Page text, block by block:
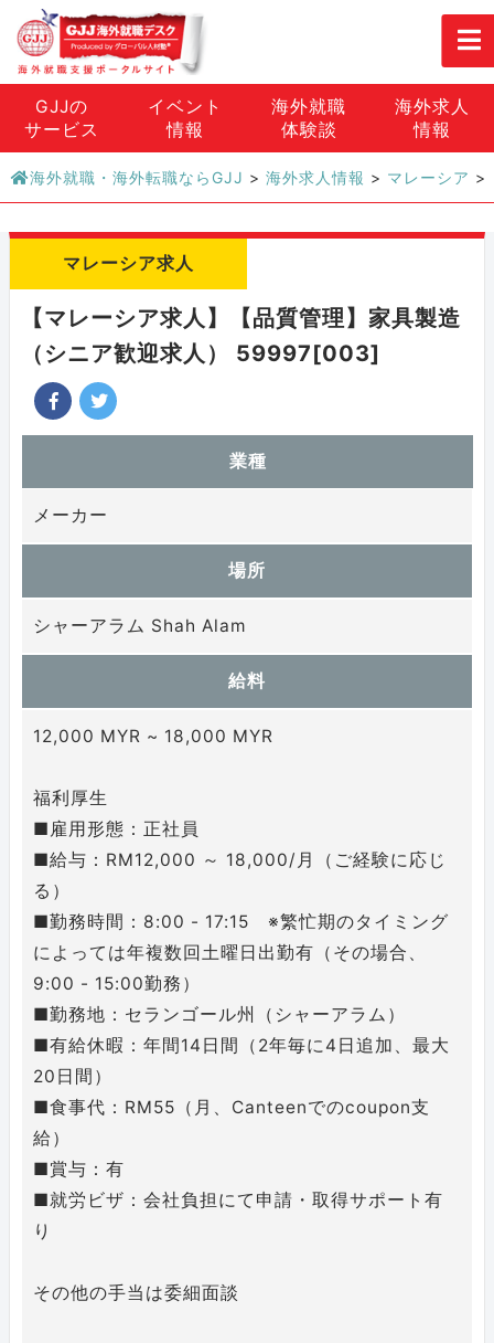
GJJの
サービス
イベント
情報
海外就職
体験談
海外求人
情報
海外就職・海外転職ならGJJ > 海外求人情報 > マレーシア >
マレーシア求人
【マレーシア求人】【品質管理】家具製造
（シニア歓迎求人） 59997[003]
業種
メーカー
場所
シャーアラム Shah Alam
給料
12,000 MYR ~ 18,000 MYR
福利厚生
■雇用形態：正社員
■給与：RM12,000 ～ 18,000/月（ご経験に応じ
る）
■勤務時間：8:00 - 17:15 ※繁忙期のタイミング
によっては年複数回土曜日出勤有（その場合、
9:00 - 15:00勤務）
■勤務地：セランゴール州（シャーアラム）
■有給休暇：年間14日間（2年毎に4日追加、最大
20日間）
■食事代：RM55（月、Canteenでのcoupon支
給）
■賞与：有
■就労ビザ：会社負担にて申請・取得サポート有
り
その他の手当は委細面談